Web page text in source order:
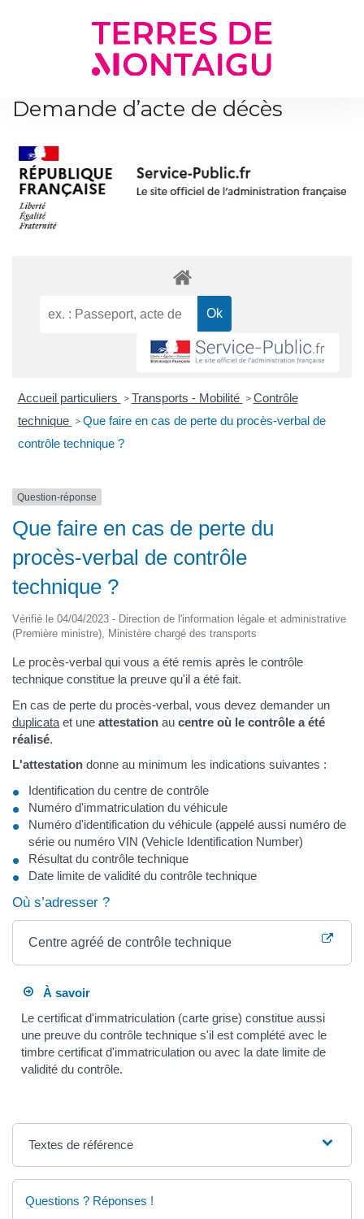
Demande d’acte de décès
Accueil particuliers > Transports - Mobilité > Contrôle
technique > Que faire en cas de perte du procès-verbal de
contrôle technique ?
Question-réponse
Que faire en cas de perte du
procès-verbal de contrôle
technique ?
Vérifié le 04/04/2023 - Direction de l'information légale et administrative
(Première ministre), Ministère chargé des transports
Le procès-verbal qui vous a été remis après le contrôle
technique constitue la preuve qu'il a été fait.
En cas de perte du procès-verbal, vous devez demander un
duplicata et une attestation au centre où le contrôle a été
réalisé.
L'attestation donne au minimum les indications suivantes :
Identification du centre de contrôle
Numéro d'immatriculation du véhicule
Numéro d'identification du véhicule (appelé aussi numéro de
série ou numéro VIN (Vehicle Identification Number)
Résultat du contrôle technique
Date limite de validité du contrôle technique
Où s’adresser ?
Centre agréé de contrôle technique
À savoir
Le certificat d'immatriculation (carte grise) constitue aussi
une preuve du contrôle technique s'il est complété avec le
timbre certificat d'immatriculation ou avec la date limite de
validité du contrôle.
Textes de référence
Questions ? Réponses !